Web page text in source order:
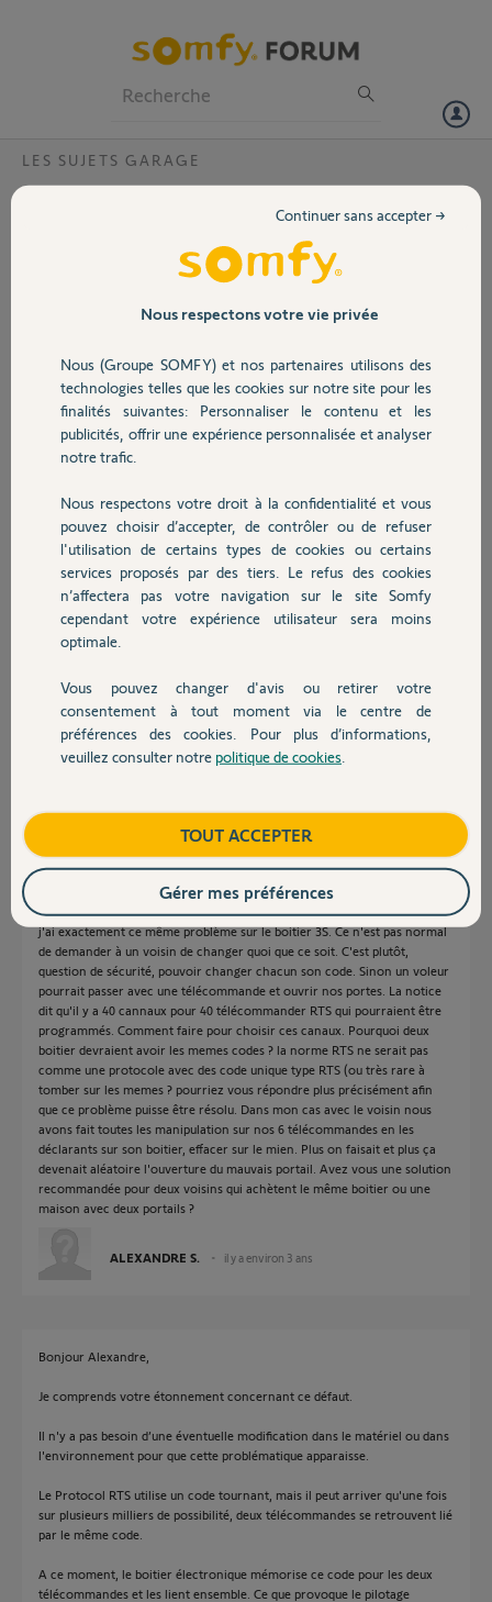
Volet
Sécurité
Domotique
Chauffage
Autres produits
Devis avec un pro
Contact
LES SUJETS GARAGE
Ma porte de garage s'ouvre avec la
Depuis quelques temps, mon voisin arrive à ouvrir la porte de mon
garage avec sa télécommande mais la mienne n'ouvre pas la sienne.
J'ai supprimé mes télécommandes puis remémorisé mais rien n'y
Merci de votre aide !
ALAIN H.
Participer au fil de discussion
Réponses
Vu que c'est votre voisin qui ouvre votre garage, c'est à lui de faire une
RAZ pour changer son codage radio.
Il faudra qu'il fasse la même manip que celle que vous avez fait.
Bonne journée
Anonyme il y a presque 6 ans
Bonjour,
j'ai exactement ce même problème sur le boitier 3S. Ce n'est pas normal
de demander à un voisin de changer quoi que ce soit. C'est plutôt,
question de sécurité, pouvoir changer chacun son code. Sinon un voleur
pourrait passer avec une télécommande et ouvrir nos portes. La notice
dit qu'il y a 40 cannaux pour 40 télécommander RTS qui pourraient être
programmés. Comment faire pour choisir ces canaux. Pourquoi deux
boitier devraient avoir les memes codes ? la norme RTS ne serait pas
comme une protocole avec des code unique type RTS (ou très rare à
tomber sur les memes ? pourriez vous répondre plus précisément afin
que ce problème puisse être résolu. Dans mon cas avec le voisin nous
avons fait toutes les manipulation sur nos 6 télécommandes en les
déclarants sur son boitier, effacer sur le mien. Plus on faisait et plus ça
devenait aléatoire l'ouverture du mauvais portail. Avez vous une solution
recommandée pour deux voisins qui achètent le même boitier ou une
maison avec deux portails ?
ALEXANDRE S. il y a environ 3 ans
Bonjour Alexandre,
Je comprends votre étonnement concernant ce défaut.
Il n'y a pas besoin d’une éventuelle modification dans le matériel ou dans
l'environnement pour que cette problématique apparaisse.
Le Protocol RTS utilise un code tournant, mais il peut arriver qu'une fois
sur plusieurs milliers de possibilité, deux télécommandes se retrouvent lié
par le même code.
A ce moment, le boitier électronique mémorise ce code pour les deux
télécommandes et les lient ensemble. Ce que provoque le pilotage
Nous respectons votre vie privée
Nous (Groupe SOMFY) et nos partenaires utilisons des
technologies telles que les cookies sur notre site pour les
finalités suivantes: Personnaliser le contenu et les
publicités, offrir une expérience personnalisée et analyser
notre trafic.
Nous respectons votre droit à la confidentialité et vous
pouvez choisir d’accepter, de contrôler ou de refuser
l'utilisation de certains types de cookies ou certains
services proposés par des tiers. Le refus des cookies
n’affectera pas votre navigation sur le site Somfy
cependant votre expérience utilisateur sera moins
optimale.
Vous pouvez changer d'avis ou retirer votre
consentement à tout moment via le centre de
préférences des cookies. Pour plus d’informations,
veuillez consulter notre politique de cookies
Continuer sans accepter →
TOUT ACCEPTER
Gérer mes préférences